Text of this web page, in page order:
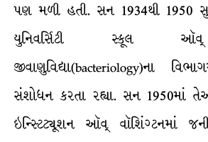
પણ મળી હતી. સન 1934થી 1950
યુનિવર્સિટી સ્કૂલ ઑવ્
જીવાણુવિદ્યા(bacteriology)ના
સંશોધન કરતા રહ્યા. સન 1950માં તેઓ
ઇન્સ્ટિટ્યૂશન ઑવ્ વૉશિંગ્ટનમાં